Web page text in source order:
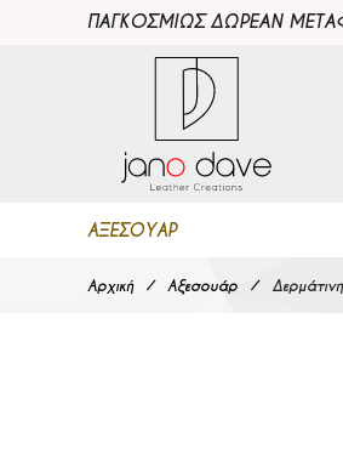
ΠΑΓΚΟΣΜΙΩΣ ΔΩΡΕΑΝ
ΑΞΕΣΟΥΆΡ
Αρχική Αξεσουάρ